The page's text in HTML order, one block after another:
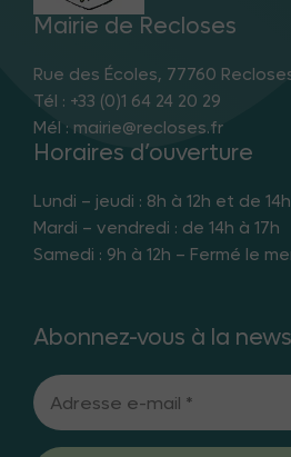
Mairie de Recloses
Rue des Écoles, 77760
Tél : +33 (0)1 64 24 20 29
Mél : mairie@recloses.fr
Horaires d’ouverture
Lundi – jeudi : 8h à 12h et de
Mardi – vendredi : de 14h à 17h
Samedi : 9h à 12h – Fermé le
Abonnez-vous à la